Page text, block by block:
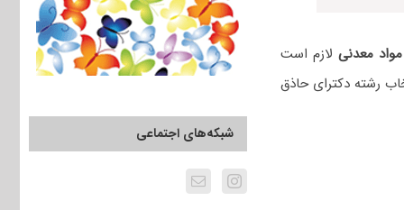
معدنیلازم است
رشته دکترای حاذق
شبکه‌های اجتماعی